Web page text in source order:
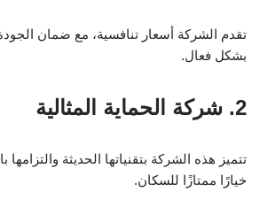
تقدم الشركة أسعار تنافسية، مع ضمان
بشكل فعال.
2. شركة الحماية المثالية
تتميز هذه الشركة بتقنياتها الحديثة والتزامها
خيارًا ممتازًا للسكان.